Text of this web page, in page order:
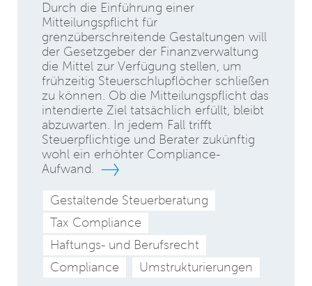
Durch die Einführung einer
Mitteilungspflicht für
grenzüberschreitende Gestaltungen will
der Gesetzgeber der Finanzverwaltung
die Mittel zur Verfügung stellen, um
frühzeitig Steuerschlupflöcher schließen
zu können. Ob die Mitteilungspflicht das
intendierte Ziel tatsächlich erfüllt, bleibt
abzuwarten. In jedem Fall trifft
Steuerpflichtige und Berater zukünftig
wohl ein erhöhter Compliance-
Aufwand.
Gestaltende Steuerberatung
Tax Compliance
Haftungs- und Berufsrecht
Compliance
Umstrukturierungen